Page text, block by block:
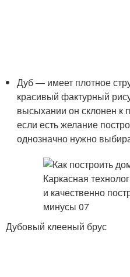
Дуб — имеет плотное
красивый фактурный
высыхании он склонен к
если есть желание
однозначно нужно
Дубовый клееный брус